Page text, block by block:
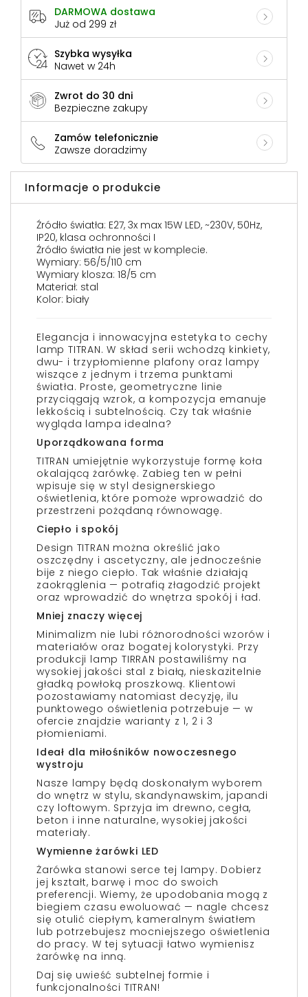
DARMOWA dostawa
Już od 299 zł
Szybka wysyłka
Nawet w 24h
Zwrot do 30 dni
Bezpieczne zakupy
Zamów telefonicznie
Zawsze doradzimy
Informacje o produkcie
Źródło światła: E27, 3x max 15W LED, ~230V, 50Hz,
IP20, klasa ochronności I
Źródło światła nie jest w komplecie.
Wymiary: 56/5/110 cm
Wymiary klosza: 18/5 cm
Materiał: stal
Kolor: biały
Elegancja i innowacyjna estetyka to cechy
lamp TITRAN. W skład serii wchodzą kinkiety,
dwu- i trzypłomienne plafony oraz lampy
wiszące z jednym i trzema punktami
światła. Proste, geometryczne linie
przyciągają wzrok, a kompozycja emanuje
lekkością i subtelnością. Czy tak właśnie
wygląda lampa idealna?
Uporządkowana forma
TITRAN umiejętnie wykorzystuje formę koła
okalającą żarówkę. Zabieg ten w pełni
wpisuje się w styl designerskiego
oświetlenia, które pomoże wprowadzić do
przestrzeni pożądaną równowagę.
Ciepło i spokój
Design TITRAN można określić jako
oszczędny i ascetyczny, ale jednocześnie
bije z niego ciepło. Tak właśnie działają
zaokrąglenia — potrafią złagodzić projekt
oraz wprowadzić do wnętrza spokój i ład.
Mniej znaczy więcej
Minimalizm nie lubi różnorodności wzorów i
materiałów oraz bogatej kolorystyki. Przy
produkcji lamp TIRRAN postawiliśmy na
wysokiej jakości stal z białą, nieskazitelnie
gładką powłoką proszkową. Klientowi
pozostawiamy natomiast decyzję, ilu
punktowego oświetlenia potrzebuje — w
ofercie znajdzie warianty z 1, 2 i 3
płomieniami.
Ideał dla miłośników nowoczesnego
wystroju
Nasze lampy będą doskonałym wyborem
do wnętrz w stylu, skandynawskim, japandi
czy loftowym. Sprzyja im drewno, cegła,
beton i inne naturalne, wysokiej jakości
materiały.
Wymienne żarówki LED
Żarówka stanowi serce tej lampy. Dobierz
jej kształt, barwę i moc do swoich
preferencji. Wiemy, że upodobania mogą z
biegiem czasu ewoluować — nagle chcesz
się otulić ciepłym, kameralnym światłem
lub potrzebujesz mocniejszego oświetlenia
do pracy. W tej sytuacji łatwo wymienisz
żarówkę na inną.
Daj się uwieść subtelnej formie i
funkcjonalności TITRAN!